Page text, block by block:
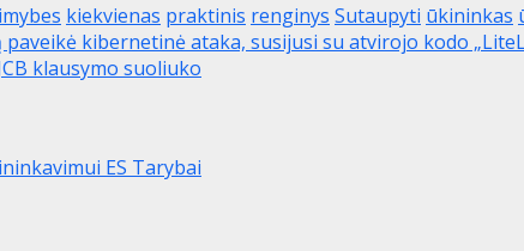
kiekvienas praktinis renginys Sutaupyti ūkininkas
paveikė kibernetinė ataka, susijusi su atvirojo kodo
klausymo suoliuko
ES Tarybai